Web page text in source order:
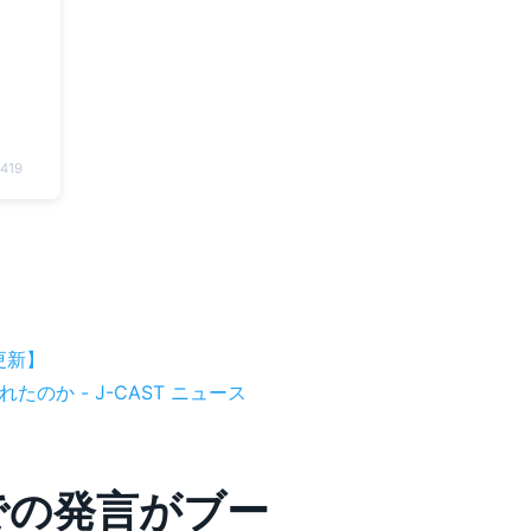
】
たのか - J-CAST ニュース
発言がブー